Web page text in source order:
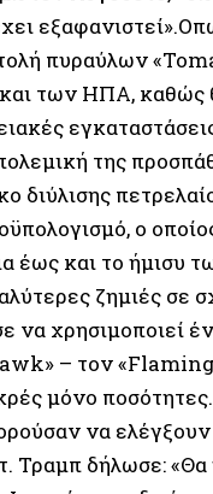
πυραύλων
των ΗΠΑ, καθώς
της
διύλισης
ο
έως και το
ζημιές σε
να χρησιμοποιεί
– τον
μόνο
να
Τραμπ δήλωσε: